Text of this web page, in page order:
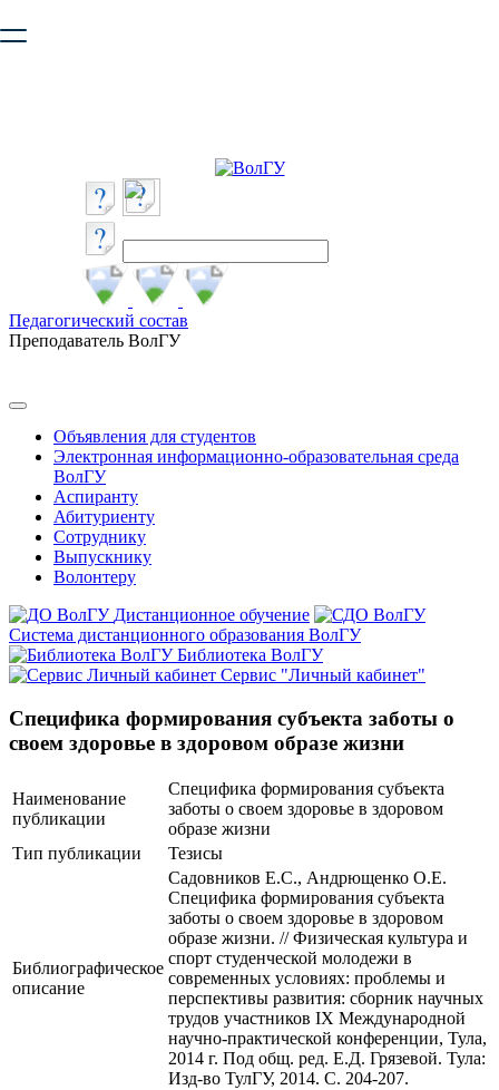
безопасную работу с сайтом. Пожалуйста
Педагогический состав
Преподаватель ВолГУ
Объявления для студентов
Электронная информационно-образовательная среда
ВолГУ
Аспиранту
Абитуриенту
Сотруднику
Выпускнику
Волонтеру
Дистанционное обучение
Система дистанционного образования ВолГУ
Библиотека ВолГУ
Сервис "Личный кабинет"
Специфика формирования субъекта заботы о
своем здоровье в здоровом образе жизни
Наименование
публикации
Специфика формирования субъекта
заботы о своем здоровье в здоровом
образе жизни
Тип публикации
Тезисы
Библиографическое
описание
Садовников Е.С., Андрющенко О.Е.
Специфика формирования субъекта
заботы о своем здоровье в здоровом
образе жизни. // Физическая культура и
спорт студенческой молодежи в
современных условиях: проблемы и
перспективы развития: сборник научных
трудов участников IX Международной
научно-практической конференции, Тула,
2014 г. Под общ. ред. Е.Д. Грязевой. Тула:
Изд-во ТулГУ, 2014. С. 204-207.